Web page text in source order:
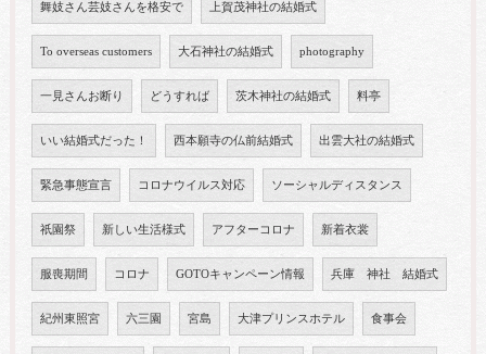
舞妓さん芸妓さんを格安で 上賀茂神社の結婚式
To overseas customers 大石神社の結婚式 photography
一見さんお断り どうすれば 茨木神社の結婚式 料亭
いい結婚式だった！ 西本願寺の仏前結婚式 出雲大社の結婚式
緊急事態宣言 コロナウイルス対応 ソーシャルディスタンス
祇園祭 新しい生活様式 アフターコロナ 新着衣裳
服喪期間 コロナ GOTOキャンペーン情報 兵庫 神社 結婚式
紀州東照宮 六三園 宮島 大津プリンスホテル 食事会